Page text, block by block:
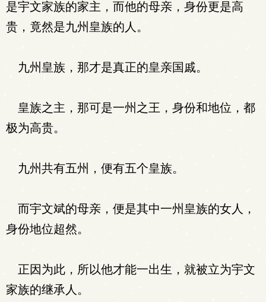
是宇文家族的家主，而他的母亲，身份更是高
贵，竟然是九州皇族的人。
九州皇族，那才是真正的皇亲国戚。
皇族之主，那可是一州之王，身份和地位，都
极为高贵。
九州共有五州，便有五个皇族。
而宇文斌的母亲，便是其中一州皇族的女人，
身份地位超然。
正因为此，所以他才能一出生，就被立为宇文
家族的继承人。